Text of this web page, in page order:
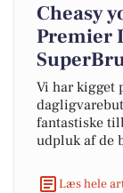
Cheasy
Premier
Vi har kigget
fantastiske
udpluk af de
Læs hele